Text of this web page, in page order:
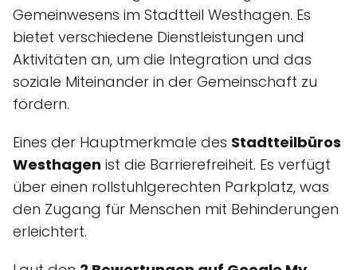
Gemeinwesens im Stadtteil Westhagen. Es
bietet verschiedene Dienstleistungen und
Aktivitäten an, um die Integration und das
soziale Miteinander in der Gemeinschaft zu
fördern.
Eines der Hauptmerkmale des Stadtteilbüros
Westhagen ist die Barrierefreiheit. Es verfügt
über einen rollstuhlgerechten Parkplatz, was
den Zugang für Menschen mit Behinderungen
erleichtert.